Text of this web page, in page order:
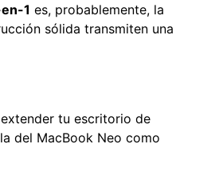
1 es, probablemente, la
sólida transmiten una
tu escritorio de
del MacBook Neo como